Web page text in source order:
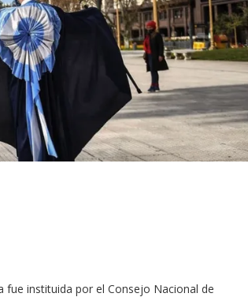
fue instituida por el Consejo Nacional de